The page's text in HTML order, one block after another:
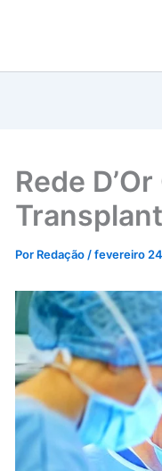
Rede
Por Redação /fevereiro